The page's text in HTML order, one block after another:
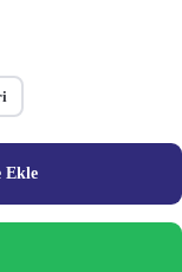
Ekle